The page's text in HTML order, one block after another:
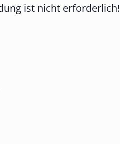
ist nicht erforderlich!